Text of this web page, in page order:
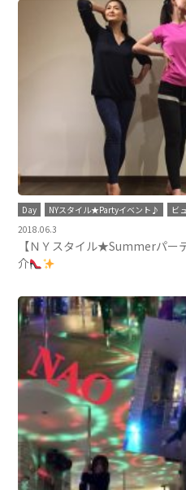
Day NYスタイル★Partyイベント♪ ビ
2018.06.3
【ＮＹスタイル★Summerパー
介